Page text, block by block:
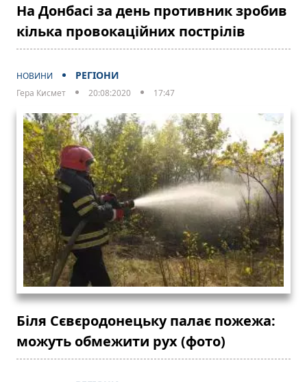
На Донбасі за день противник зробив
кілька провокаційних пострілів
НОВИНИ РЕГІОНИ
Гера Кисмет 20:08:2020 17:47
Біля Сєвєродонецьку палає пожежа:
можуть обмежити рух (фото)